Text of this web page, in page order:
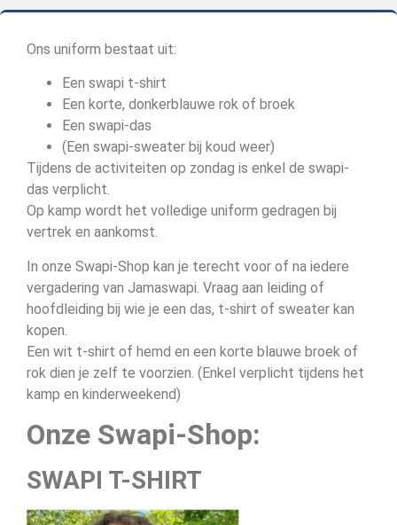
Ons uniform bestaat uit:
Een swapi t-shirt
Een korte, donkerblauwe rok of broek
Een swapi-das
(Een swapi-sweater bij koud weer)
Tijdens de activiteiten op zondag is enkel de swapi-
das verplicht.
Op kamp wordt het volledige uniform gedragen bij
vertrek en aankomst.
In onze Swapi-Shop kan je terecht voor of na iedere
vergadering van Jamaswapi. Vraag aan leiding of
hoofdleiding bij wie je een das, t-shirt of sweater kan
kopen.
Een wit t-shirt of hemd en een korte blauwe broek of
rok dien je zelf te voorzien. (Enkel verplicht tijdens het
kamp en kinderweekend)
Onze Swapi-Shop:
SWAPI T-SHIRT